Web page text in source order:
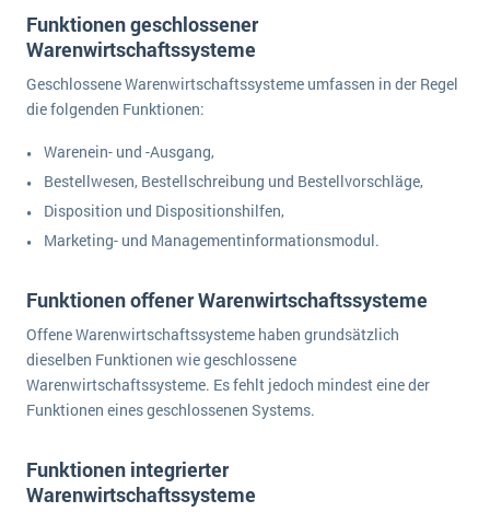
Die „SaaSpocalypse“: Was ist das und was bedeutet es für die Zukunft von Unternehmenssoftware?
SAP investiert mit zwei strategischen Übernahmen in Enterprise-KI
ERP-Trends in der Produktion
Funktionen geschlossener
Warenwirtschaftssysteme
Geschlossene Warenwirtschaftssysteme umfassen in der Regel
die folgenden Funktionen:
Warenein- und -Ausgang,
Bestellwesen, Bestellschreibung und Bestellvorschläge,
Disposition und Dispositionshilfen,
Marketing- und Managementinformationsmodul.
Funktionen offener Warenwirtschaftssysteme
Offene Warenwirtschaftssysteme haben grundsätzlich
dieselben Funktionen wie geschlossene
Warenwirtschaftssysteme. Es fehlt jedoch mindest eine der
Funktionen eines geschlossenen Systems.
Funktionen integrierter
Warenwirtschaftssysteme